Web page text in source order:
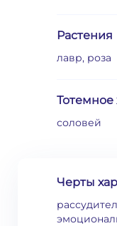
Растения
лавр, роза
соловей
Черты